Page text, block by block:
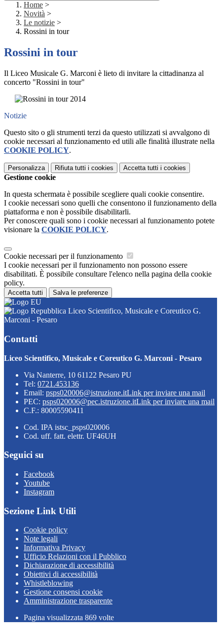
Home >
Novità >
Le notizie >
Rossini in tour
Rossini in tour
Il Liceo Musicale G. Marconi è lieto di invitare la cittadinanza al
concerto "Rossini in tour"
Notizie
Questo sito o gli strumenti terzi da questo utilizzati si avvalgono di
cookie necessari al funzionamento ed utili alle finalità illustrate nella
COOKIE POLICY.
Personalizza Rifiuta tutti i cookies Accetta tutti i cookies
Gestione cookie
In questa schermata è possibile scegliere quali cookie consentire.
I cookie necessari sono quelli che consentono il funzionamento della
piattaforma e non è possibile disabilitarli.
Per conoscere quali sono i cookie necessari al funzionamento potete
visionare la COOKIE POLICY.
Cookie necessari per il funzionamento
I cookie necessari per il funzionamento non possono essere
disabilitati. È possibile consultare l'elenco nella pagina della cookie
policy.
Accetta tutti Salva le preferenze
Liceo Scientifico, Musicale e Coreutico G.
Marconi - Pesaro
Contatti
Liceo Scientifico, Musicale e Coreutico G. Marconi - Pesaro
Via Nanterre, 10 61122 Pesaro PU
Tel: 0721.453136
Email: psps020006@istruzione.itLink per inviare una mail
PEC: psps020006@pec.istruzione.itLink per inviare una mail
C.F.: 80005590411
Cod. IPA istsc_psps020006
Cod. uff. fatt. elettr. UF46UH
Seguici su
Facebook
Youtube
Instagram
Sezione Link Utili
Cookie policy
Note legali
Informativa Privacy
Ufficio Relazioni con il Pubblico
Dichiarazione di accessibilità
Obiettivi di accessibilità
Whistleblowing
Gestione consensi cookie
Amministrazione trasparente
Pagina visualizzata 869 volte